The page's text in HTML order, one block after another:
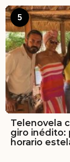
5
Telenovela
giro inédito:
horario